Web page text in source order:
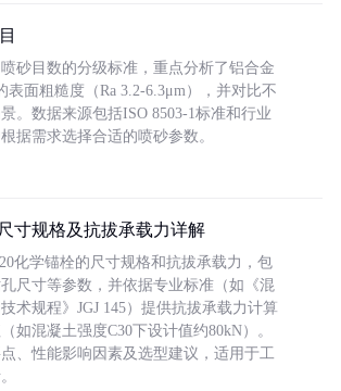
砂目数的分级标准，重点分析了铝合金
表面粗糙度（Ra 3.2-6.3μm），并对比不
。数据来源包括ISO 8503-1标准和行业
据需求选择合适的喷砂参数。
寸规格及抗拔承载力详解
化学锚栓的尺寸规格和抗拔承载力，包
尺寸等参数，并依据专业标准（如《混
术规程》JGJ 145）提供抗拔承载力计算
如混凝土强度C30下设计值约80kN）。
、性能影响因素及选型建议，适用于工